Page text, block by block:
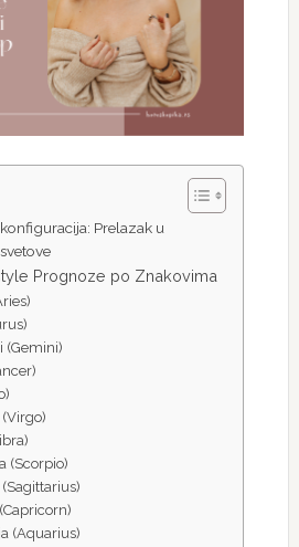
Prelazak u
Prognoze po Znakovima
(Gemini)
(Scorpio)
(Aquarius)